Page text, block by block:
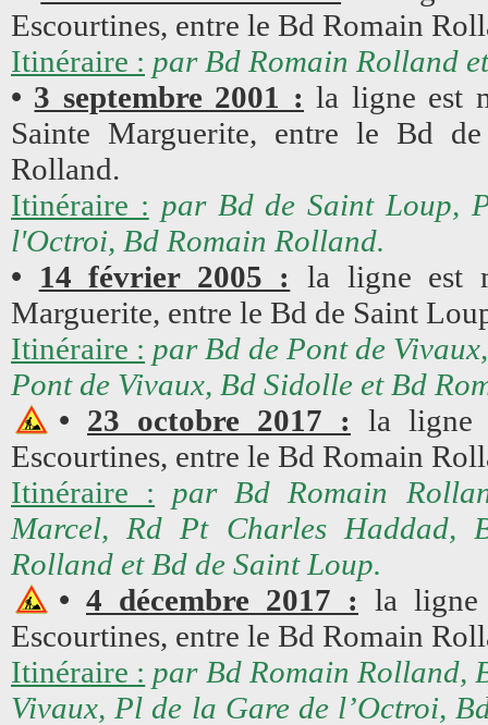
Escourtines, entre le Bd Romain
Itinéraire : par Bd Romain Rolland
• 3 septembre 2001 : la ligne est
Sainte Marguerite, entre le Bd
Rolland.
Itinéraire : par Bd de Saint Loup,
l'Octroi, Bd Romain Rolland.
• 14 février 2005 :
la ligne est
Marguerite, entre le Bd de Saint
Itinéraire : par Bd de Pont de
Pont de Vivaux, Bd Sidolle et Bd
• 23 octobre 2017 : la ligne
Escourtines, entre le Bd Romain
Itinéraire :
par Bd Romain
Marcel, Rd Pt Charles Haddad,
Rolland et Bd de Saint Loup.
• 4 décembre 2017 : la ligne
Escourtines, entre le Bd Romain
Itinéraire : par Bd Romain Rolland,
Vivaux, Pl de la Gare de l’Octroi,